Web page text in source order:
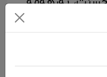
کاتێک لە ماڵ
بەکەڵکدا
ئارام، بۆچی